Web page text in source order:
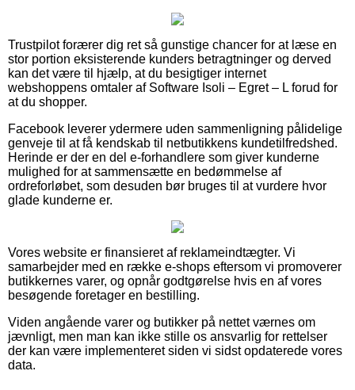
Trustpilot forærer dig ret så gunstige chancer for at læse en
stor portion eksisterende kunders betragtninger og derved
kan det være til hjælp, at du besigtiger internet
webshoppens omtaler af Software Isoli – Egret – L forud for
at du shopper.
Facebook leverer ydermere uden sammenligning pålidelige
genveje til at få kendskab til netbutikkens kundetilfredshed.
Herinde er der en del e-forhandlere som giver kunderne
mulighed for at sammensætte en bedømmelse af
ordreforløbet, som desuden bør bruges til at vurdere hvor
glade kunderne er.
Vores website er finansieret af reklameindtægter. Vi
samarbejder med en række e-shops eftersom vi promoverer
butikkernes varer, og opnår godtgørelse hvis en af vores
besøgende foretager en bestilling.
Viden angående varer og butikker på nettet værnes om
jævnligt, men man kan ikke stille os ansvarlig for rettelser
der kan være implementeret siden vi sidst opdaterede vores
data.